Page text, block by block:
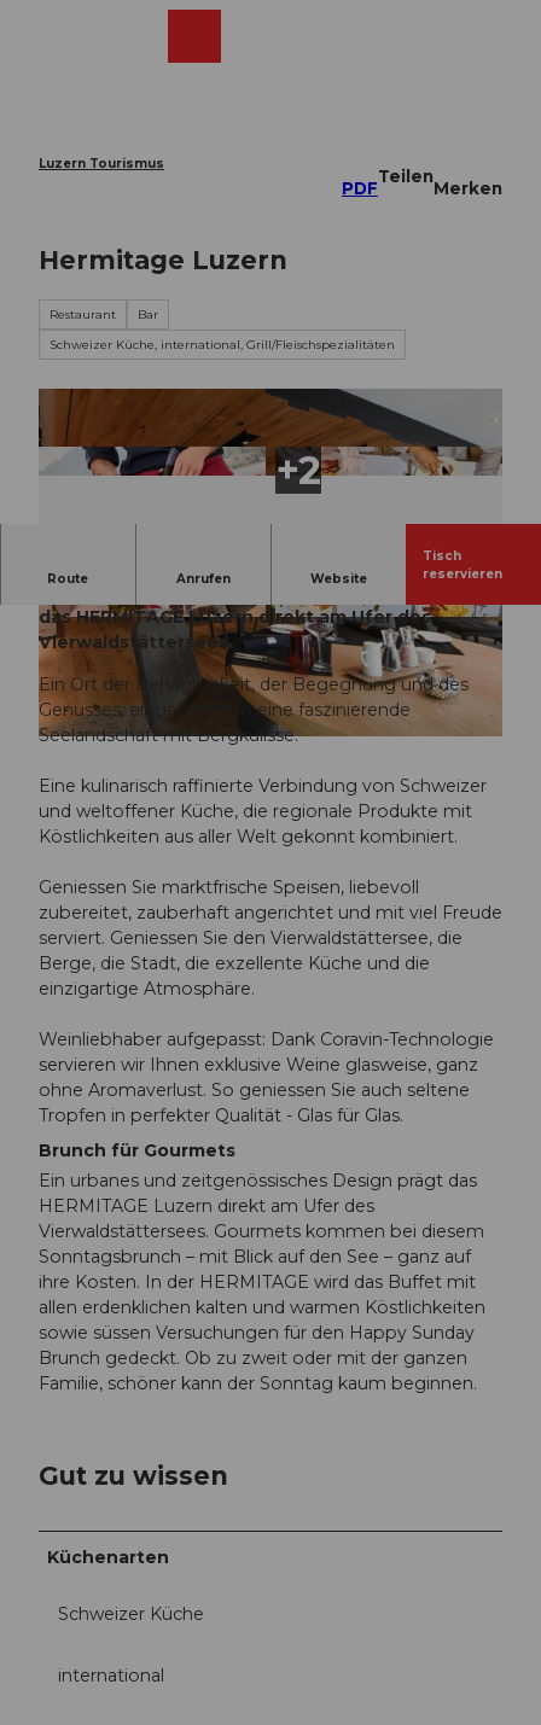
Luzern Tourismus
PDF
Teilen
Merken
Hermitage Luzern
Restaurant
Bar
Schweizer Küche, international, Grill/Fleischspezialitäten
CC-BY-NC-ND © HERMITAGE |CC-BY-NC-ND
Route Anrufen Website
Tisch
reservieren
das HERMITAGE Luzern direkt am Ufer des
Vierwaldstättersees.
Ein Ort der Behaglichkeit, der Begegnung und des
Genusses, eingebettet in eine faszinierende
Seelandschaft mit Bergkulisse.
Eine kulinarisch raffinierte Verbindung von Schweizer
und weltoffener Küche, die regionale Produkte mit
Köstlichkeiten aus aller Welt gekonnt kombiniert.
Geniessen Sie marktfrische Speisen, liebevoll
zubereitet, zauberhaft angerichtet und mit viel Freude
serviert. Geniessen Sie den Vierwaldstättersee, die
Berge, die Stadt, die exzellente Küche und die
einzigartige Atmosphäre.
Weinliebhaber aufgepasst: Dank Coravin-Technologie
servieren wir Ihnen exklusive Weine glasweise, ganz
ohne Aromaverlust. So geniessen Sie auch seltene
Tropfen in perfekter Qualität - Glas für Glas.
Brunch für Gourmets
Ein urbanes und zeitgenössisches Design prägt das
HERMITAGE Luzern direkt am Ufer des
Vierwaldstättersees. Gourmets kommen bei diesem
Sonntagsbrunch – mit Blick auf den See – ganz auf
ihre Kosten. In der HERMITAGE wird das Buffet mit
allen erdenklichen kalten und warmen Köstlichkeiten
sowie süssen Versuchungen für den Happy Sunday
Brunch gedeckt. Ob zu zweit oder mit der ganzen
Familie, schöner kann der Sonntag kaum beginnen.
Gut zu wissen
Küchenarten
Schweizer Küche
international